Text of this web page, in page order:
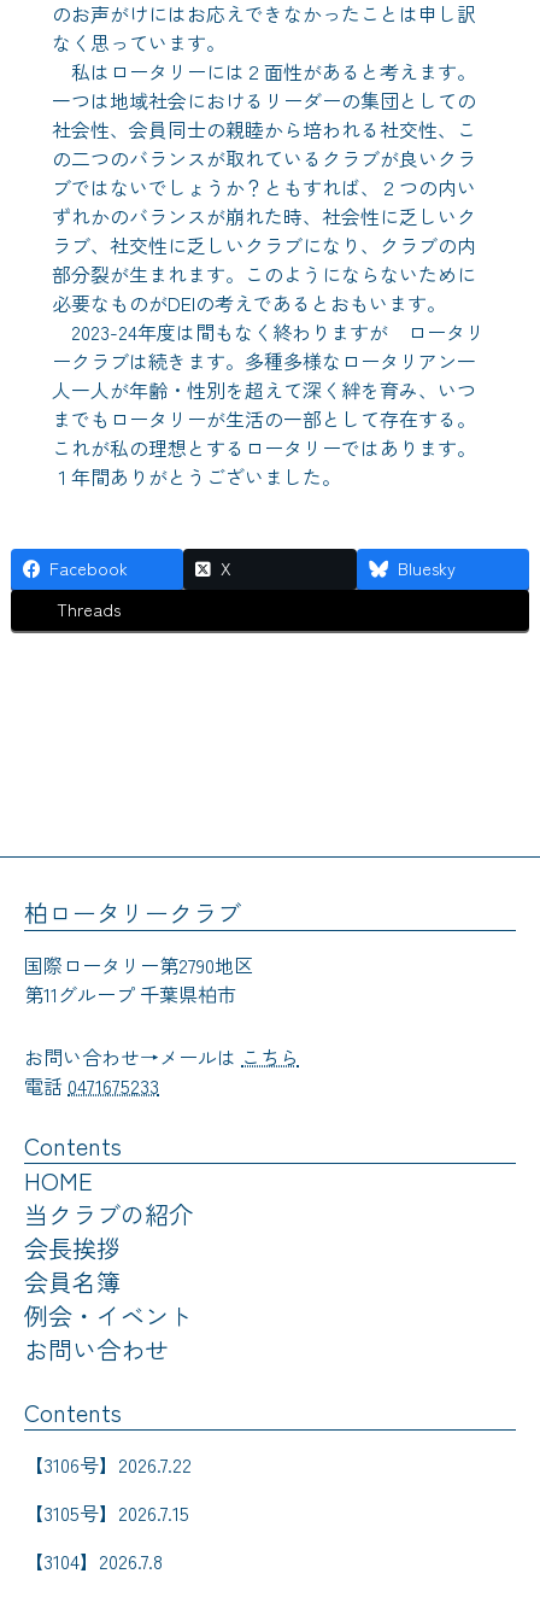
のお声がけにはお応えできなかったことは申し訳
なく思っています。
私はロータリーには２面性があると考えます。
一つは地域社会におけるリーダーの集団としての
社会性、会員同士の親睦から培われる社交性、こ
の二つのバランスが取れているクラブが良いクラ
ブではないでしょうか？ともすれば、２つの内い
ずれかのバランスが崩れた時、社会性に乏しいク
ラブ、社交性に乏しいクラブになり、クラブの内
部分裂が生まれます。このようにならないために
必要なものがDEIの考えであるとおもいます。
2023-24年度は間もなく終わりますが ロータリ
ークラブは続きます。多種多様なロータリアン一
人一人が年齢・性別を超えて深く絆を育み、いつ
までもロータリーが生活の一部として存在する。
これが私の理想とするロータリーではあります。
１年間ありがとうございました。
Facebook X
Bluesky
Threads
柏ロータリークラブ
国際ロータリー第2790地区
第11グループ 千葉県柏市
お問い合わせ→メールは こちら
電話 0471675233
Contents
HOME
当クラブの紹介
会長挨拶
会員名簿
例会・イベント
お問い合わせ
Contents
【3106号】2026.7.22
【3105号】2026.7.15
【3104】2026.7.8